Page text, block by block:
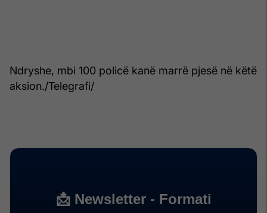
Ndryshe, mbi 100 policë kanë marrë pjesë në këtë
aksion./Telegrafi/